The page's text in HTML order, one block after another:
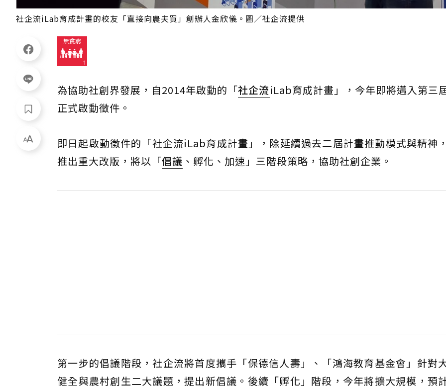
社企流iLab育成計畫的校友「直接向農夫買」創辦人金欣儀。圖／社企流提供
為協助社創界發展，自2014年啟動的「社企流iLab育成計畫」，今年即將邁入第三
正式啟動徵件。
即日起啟動徵件的「社企流iLab育成計畫」，除延續過去二屆計畫推動模式與精神
推出重大改版，將以「倡議 、孵化、加速」三階段策略，協助社創企業。
第一步的倡議階段，社企流將首度攜手「保德信人壽」、「鴻海教育基金會」針對
健全與農村創生二大議題，提出新倡議。後續「孵化」階段，今年將擴大規模，預